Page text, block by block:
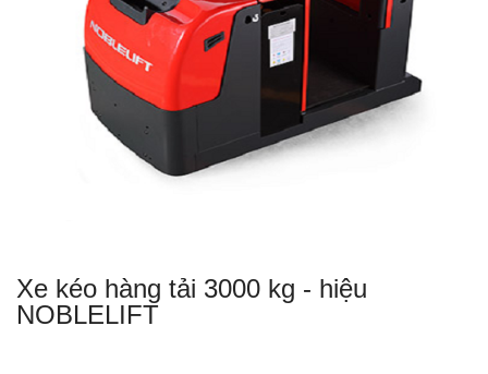
Xe kéo hàng tải 3000 kg - hiệu
NOBLELIFT